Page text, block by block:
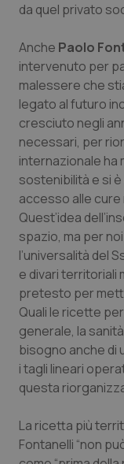
Tumori
Ulcera &
Vaccini
da quel privato
Anche Paolo
intervenuto per
malessere che
legato al futuro
cresciuto negli
necessari, per
internazionale ha
sostenibilità e si è
accesso alle cure
Quest’idea
spazio, ma per
l’universalità del
e divari territoriali
pretesto per
Quali le ricette
generale, la
bisogno anche di
i tagli lineari
questa
La ricetta più
Fontanelli “non